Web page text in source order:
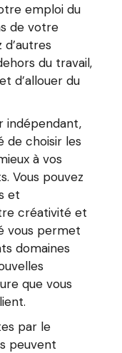
emploi du
de votre
du travail,
d’allouer du
indépendant,
de choisir les
à vos
Vous pouvez
et
créativité et
vous permet
domaines
que vous
par le
peuvent